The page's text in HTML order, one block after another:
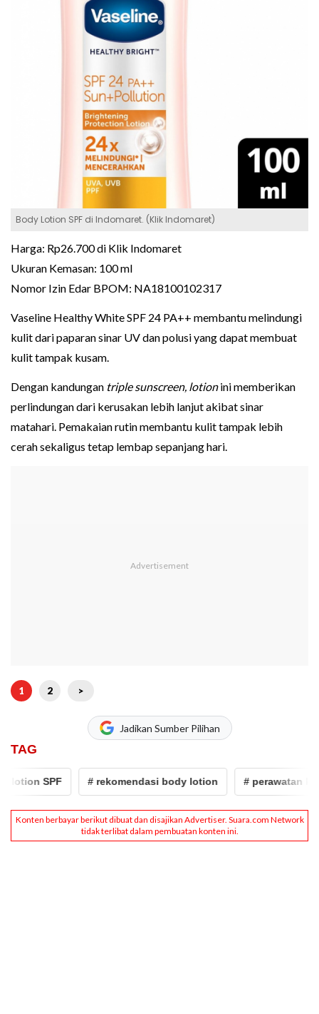
Body Lotion SPF di Indomaret. (Klik Indomaret)
Harga: Rp26.700 di Klik Indomaret
Ukuran Kemasan: 100 ml
Nomor Izin Edar BPOM: NA18100102317
Vaseline Healthy White SPF 24 PA++ membantu melindungi
kulit dari paparan sinar UV dan polusi yang dapat membuat
kulit tampak kusam.
Dengan kandungan triple sunscreen, lotionini memberikan
perlindungan dari kerusakan lebih lanjut akibat sinar
matahari. Pemakaian rutin membantu kulit tampak lebih
cerah sekaligus tetap lembap sepanjang hari.
1 2 >
Jadikan Sumber Pilihan
TAG
SPF # rekomendasi body lotion # perawatan kulit